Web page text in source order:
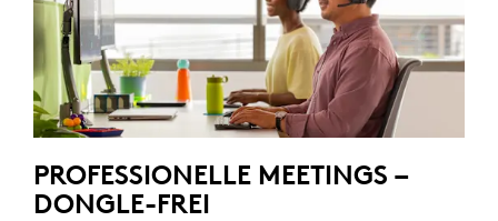
PROFESSIONELLE MEETINGS –
DONGLE-FREI